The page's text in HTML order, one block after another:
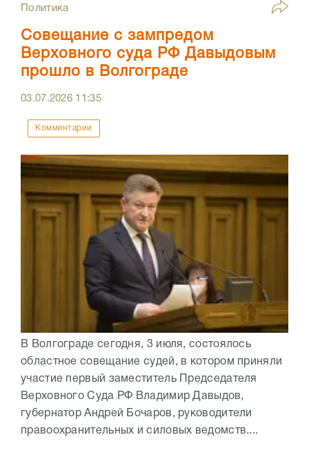
Политика
Совещание с зампредом
Верховного суда РФ Давыдовым
прошло в Волгограде
03.07.2026 11:35
Комментарии
В Волгограде сегодня, 3 июля, состоялось
областное совещание судей, в котором приняли
участие первый заместитель Председателя
Верховного Суда РФ Владимир Давыдов,
губернатор Андрей Бочаров, руководители
правоохранительных и силовых ведомств....